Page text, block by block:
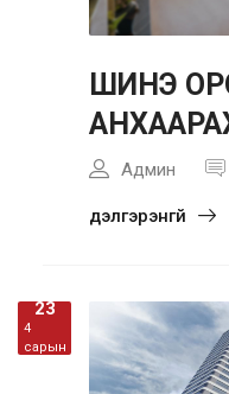
ШИНЭ
АНХААРАХ
Админ
дэлгэрэнгүй
23
4
сарын